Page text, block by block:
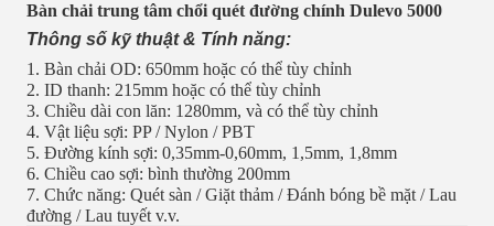
Bàn chải trung tâm chổi quét đường chính Dulevo 5000
Thông số kỹ thuật & Tính năng:
1. Bàn chải OD: 650mm hoặc có thể tùy chỉnh
2. ID thanh: 215mm hoặc có thể tùy chỉnh
3. Chiều dài con lăn: 1280mm, và có thể tùy chỉnh
4. Vật liệu sợi: PP / Nylon / PBT
5. Đường kính sợi: 0,35mm-0,60mm, 1,5mm, 1,8mm
6. Chiều cao sợi: bình thường 200mm
7. Chức năng: Quét sàn / Giặt thảm / Đánh bóng bề mặt / Lau
đường / Lau tuyết v.v.